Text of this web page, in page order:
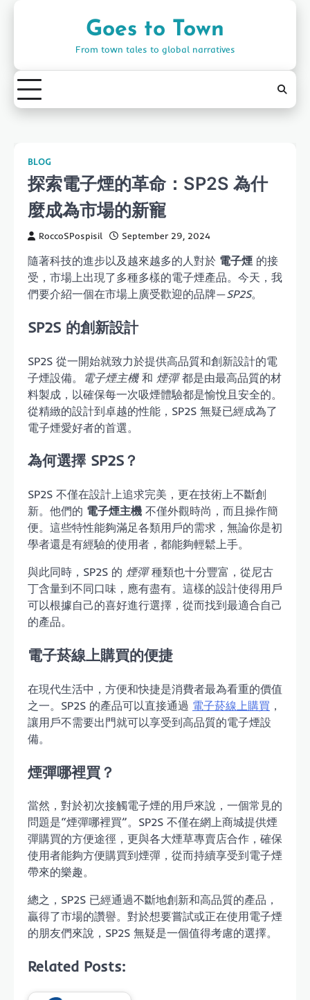
Goes to Town
From town tales to global narratives
BLOG
探索電子煙的革命：SP2S 為什
麼成為市場的新寵
RoccoSPospisil September 29, 2024
隨著科技的進步以及越來越多的人對於 電子煙 的接
受，市場上出現了多種多樣的電子煙產品。今天，我
們要介紹一個在市場上廣受歡迎的品牌—SP2S。
SP2S 的創新設計
SP2S 從一開始就致力於提供高品質和創新設計的電
子煙設備。
電子煙主機和 煙彈都是由最高品質的材
料製成，以確保每一次吸煙體驗都是愉悅且安全的。
從精緻的設計到卓越的性能，SP2S 無疑已經成為了
電子煙愛好者的首選。
為何選擇 SP2S？
SP2S 不僅在設計上追求完美，更在技術上不斷創
新。他們的 電子煙主機 不僅外觀時尚，而且操作簡
便。這些特性能夠滿足各類用戶的需求，無論你是初
學者還是有經驗的使用者，都能夠輕鬆上手。
與此同時，SP2S 的 煙彈種類也十分豐富，從尼古
丁含量到不同口味，應有盡有。這樣的設計使得用戶
可以根據自己的喜好進行選擇，從而找到最適合自己
的產品。
電子菸線上購買的便捷
在現代生活中，方便和快捷是消費者最為看重的價值
之一。SP2S 的產品可以直接通過 電子菸線上購買 ，
讓用戶不需要出門就可以享受到高品質的電子煙設
備。
煙彈哪裡買？
當然，對於初次接觸電子煙的用戶來說，一個常見的
問題是“煙彈哪裡買”。SP2S 不僅在網上商城提供煙
彈購買的方便途徑，更與各大煙草專賣店合作，確保
使用者能夠方便購買到煙彈，從而持續享受到電子煙
帶來的樂趣。
總之，SP2S 已經通過不斷地創新和高品質的產品，
贏得了市場的讚譽。對於想要嘗試或正在使用電子煙
的朋友們來說，SP2S 無疑是一個值得考慮的選擇。
Related Posts: